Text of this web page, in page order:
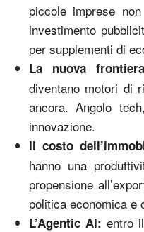
piccole imprese
investimento
per supplementi di
La nuova
diventano motori di
ancora. Angolo
innovazione.
Il costo
hanno una
propensione
politica economica e
L’Agentic AI: entro